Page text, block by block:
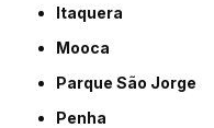
Itaquera
Mooca
Parque São Jorge
Penha